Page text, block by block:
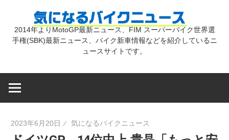
気
2014年よりMotoGP最新ニュース、FIM スーパーバイク世界選
手権(SBK)最新ニュース、バイク新車情報などを紹介しているニ
ュースサイトです。
2023年6月20日 気になるバイクニュース